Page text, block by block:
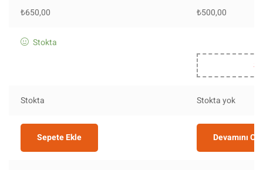
₺650,00 ₺500,00
Stokta
Stokta Stokta yok
Sepete Ekle Devamını